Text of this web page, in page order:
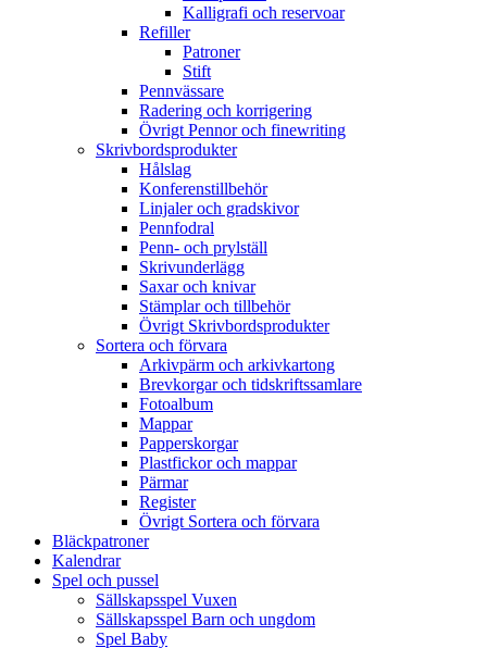
Kalligrafi och reservoar
Refiller
Patroner
Stift
Pennvässare
Radering och korrigering
Övrigt Pennor och finewriting
Skrivbordsprodukter
Hålslag
Konferenstillbehör
Linjaler och gradskivor
Pennfodral
Penn- och prylställ
Skrivunderlägg
Saxar och knivar
Stämplar och tillbehör
Övrigt Skrivbordsprodukter
Sortera och förvara
Arkivpärm och arkivkartong
Brevkorgar och tidskriftssamlare
Fotoalbum
Mappar
Papperskorgar
Plastfickor och mappar
Pärmar
Register
Övrigt Sortera och förvara
Bläckpatroner
Kalendrar
Spel och pussel
Sällskapsspel Vuxen
Sällskapsspel Barn och ungdom
Spel Baby